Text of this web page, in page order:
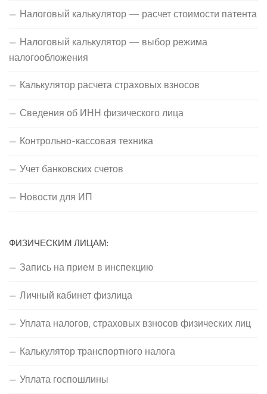
Налоговый калькулятор — расчет стоимости патента
Налоговый калькулятор — выбор режима
налогообложения
Калькулятор расчета страховых взносов
Сведения об ИНН физического лица
Контрольно-кассовая техника
Учет банковских счетов
Новости для ИП
ФИЗИЧЕСКИМ ЛИЦАМ:
Запись на прием в инспекцию
Личный кабинет физлица
Уплата налогов, страховых взносов физических лиц
Калькулятор транспортного налога
Уплата госпошлины